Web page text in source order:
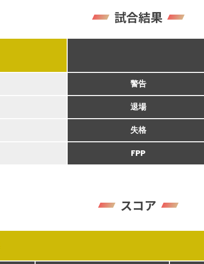
試合結果
警告
退場
失格
FPP
スコア